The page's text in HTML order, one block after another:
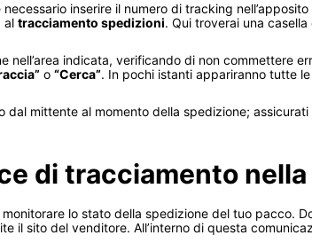
inserire il numero di tracking
al tracciamento spedizioni. Qui troverai una
indicata, verificando di non commettere
o “Cerca”. In pochi istanti appariranno tutte
dal mittente al momento della spedizione;
di tracciamento
lo stato della spedizione del tuo pacco.
il sito del venditore. All’interno di questa